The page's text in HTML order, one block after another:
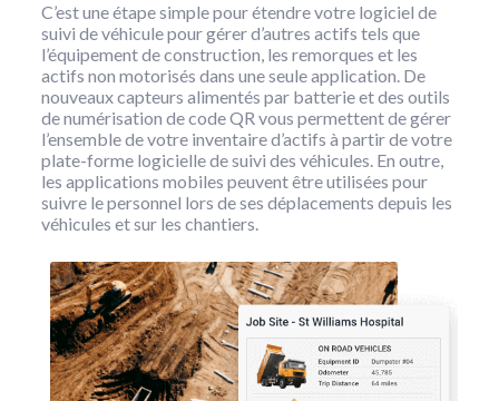
C’est une étape simple pour étendre votre logiciel de
suivi de véhicule pour gérer d’autres actifs tels que
l’équipement de construction, les remorques et les
actifs non motorisés dans une seule application. De
nouveaux capteurs alimentés par batterie et des outils
de numérisation de code QR vous permettent de gérer
l’ensemble de votre inventaire d’actifs à partir de votre
plate-forme logicielle de suivi des véhicules. En outre,
les applications mobiles peuvent être utilisées pour
suivre le personnel lors de ses déplacements depuis les
véhicules et sur les chantiers.